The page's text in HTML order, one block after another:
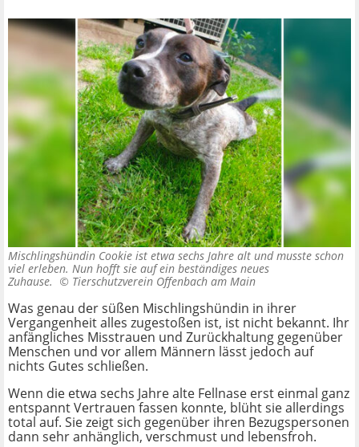
Mischlingshündin Cookie ist etwa sechs Jahre alt und musste schon
viel erleben. Nun hofft sie auf ein beständiges neues
Zuhause. © Tierschutzverein Offenbach am Main
Was genau der süßen Mischlingshündin in ihrer
Vergangenheit alles zugestoßen ist, ist nicht bekannt. Ihr
anfängliches Misstrauen und Zurückhaltung gegenüber
Menschen und vor allem Männern lässt jedoch auf
nichts Gutes schließen.
Wenn die etwa sechs Jahre alte Fellnase erst einmal ganz
entspannt Vertrauen fassen konnte, blüht sie allerdings
total auf. Sie zeigt sich gegenüber ihren Bezugspersonen
dann sehr anhänglich, verschmust und lebensfroh.